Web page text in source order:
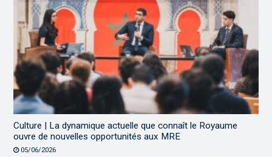
Culture | La dynamique actuelle que connaît le Royaume
ouvre de nouvelles opportunités aux MRE
05/06/2026